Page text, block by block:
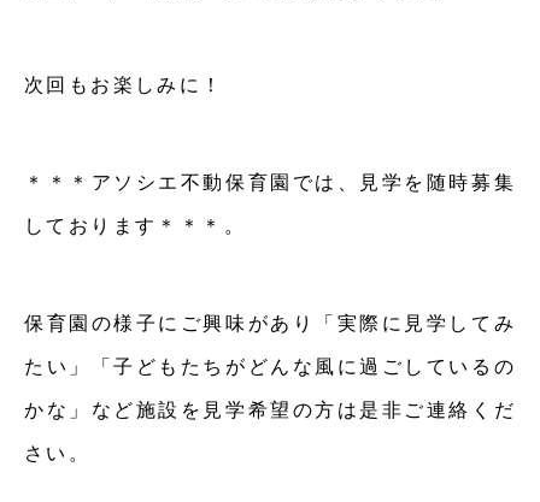
次回もお楽しみに！
＊＊＊アソシエ不動保育園では、見学を随時募集
しております＊＊＊。
保育園の様子にご興味があり「実際に見学してみ
たい」「子どもたちがどんな風に過ごしているの
かな」など施設を見学希望の方は是非ご連絡くだ
さい。